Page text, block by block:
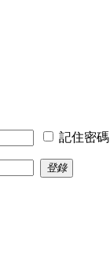
記住密碼
登錄